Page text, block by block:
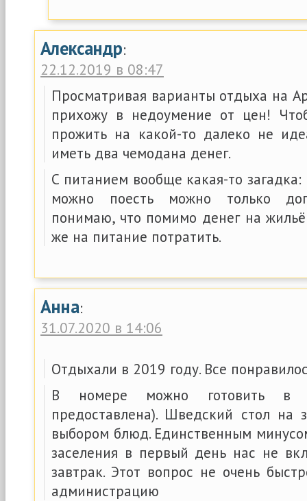
Александр:
22.12.2019 в 08:47
Просматривая варианты отдыха на
прихожу в недоумение от цен!
прожить на какой-то далеко не
иметь два чемодана денег.
С питанием вообще какая-то
можно поесть можно только
понимаю, что помимо денег на
же на питание потратить.
Анна:
31.07.2020 в 14:06
Отдыхали в 2019 году. Все
В номере можно готовить в
предоставлена). Шведский стол на
выбором блюд. Единственным
заселения в первый день нас не
завтрак. Этот вопрос не очень
администрацию